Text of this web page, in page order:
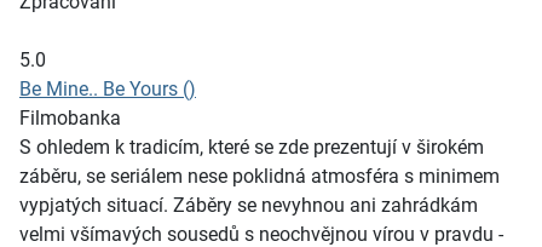
5.0
Be Mine.. Be Yours ()
Filmobanka
S ohledem k tradicím, které se zde prezentují v širokém
záběru, se seriálem nese poklidná atmosféra s minimem
vypjatých situací. Záběry se nevyhnou ani zahrádkám
velmi všímavých sousedů s neochvějnou vírou v pravdu -